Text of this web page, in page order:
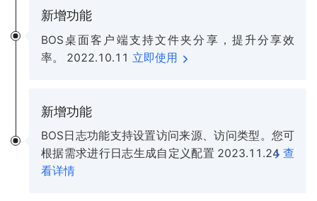
新增功能
BOS桌面客户端支持文件夹分享，提升分享效
率。
2022.10.11 立即使用
新增功能
BOS日志功能支持设置访问来源、访问类型。您可
根据需求进行日志生成自定义配置 2023.11.24 查
看详情